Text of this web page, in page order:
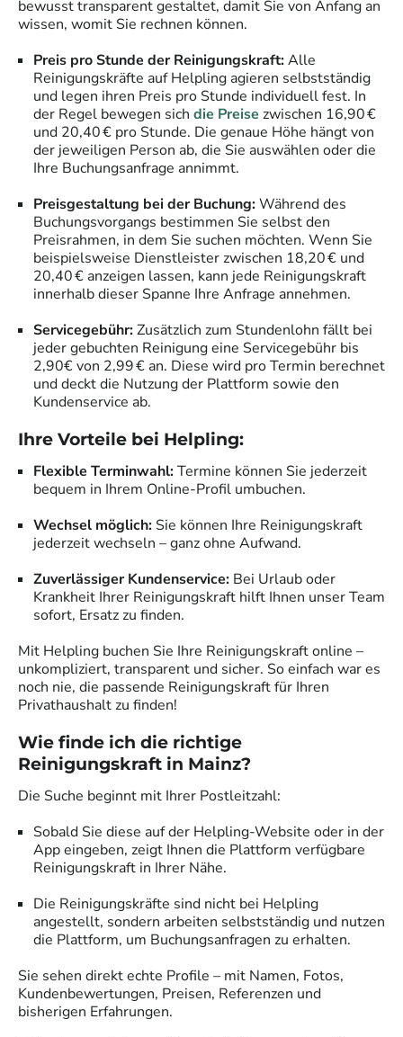
bewusst transparent gestaltet, damit Sie von Anfang an
wissen, womit Sie rechnen können.
Preis pro Stunde der Reinigungskraft:Alle
Reinigungskräfte auf Helpling agieren selbstständig
und legen ihren Preis pro Stunde individuell fest. In
der Regel bewegen sich die Preise zwischen 16,90 €
und 20,40 € pro Stunde. Die genaue Höhe hängt von
der jeweiligen Person ab, die Sie auswählen oder die
Ihre Buchungsanfrage annimmt.
Preisgestaltung bei der Buchung:Während des
Buchungsvorgangs bestimmen Sie selbst den
Preisrahmen, in dem Sie suchen möchten. Wenn Sie
beispielsweise Dienstleister zwischen 18,20 € und
20,40 € anzeigen lassen, kann jede Reinigungskraft
innerhalb dieser Spanne Ihre Anfrage annehmen.
Servicegebühr:Zusätzlich zum Stundenlohn fällt bei
jeder gebuchten Reinigung eine Servicegebühr bis
2,90€ von 2,99 € an. Diese wird pro Termin berechnet
und deckt die Nutzung der Plattform sowie den
Kundenservice ab.
Ihre Vorteile bei Helpling:
Flexible Terminwahl:Termine können Sie jederzeit
bequem in Ihrem Online-Profil umbuchen.
Wechsel möglich: Sie können Ihre Reinigungskraft
jederzeit wechseln – ganz ohne Aufwand.
Zuverlässiger Kundenservice: Bei Urlaub oder
Krankheit Ihrer Reinigungskraft hilft Ihnen unser Team
sofort, Ersatz zu finden.
Mit Helpling buchen Sie Ihre Reinigungskraft online –
unkompliziert, transparent und sicher. So einfach war es
noch nie, die passende Reinigungskraft für Ihren
Privathaushalt zu finden!
Wie finde ich die richtige
Reinigungskraft in Mainz?
Die Suche beginnt mit Ihrer Postleitzahl:
Sobald Sie diese auf der Helpling-Website oder in der
App eingeben, zeigt Ihnen die Plattform verfügbare
Reinigungskraft in Ihrer Nähe.
Die Reinigungskräfte sind nicht bei Helpling
angestellt, sondern arbeiten selbstständig und nutzen
die Plattform, um Buchungsanfragen zu erhalten.
Sie sehen direkt echte Profile – mit Namen, Fotos,
Kundenbewertungen, Preisen, Referenzen und
bisherigen Erfahrungen.